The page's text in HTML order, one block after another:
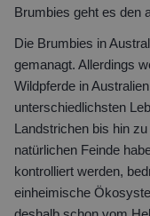
Brumbies geht es den
Die Brumbies in
gemanagt. Allerdings
Wildpferde in
unterschiedlichsten
Landstrichen bis hin
natürlichen Feinde
kontrolliert werden,
einheimische